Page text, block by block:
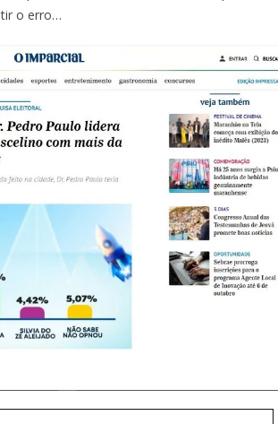
o erro…